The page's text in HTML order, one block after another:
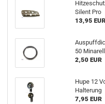
Silent Pro
13,95 EUR
50
2,50 EUR
Hupe 12
Halterung
7,95 EUR